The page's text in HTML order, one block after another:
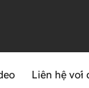
Liên hệ với